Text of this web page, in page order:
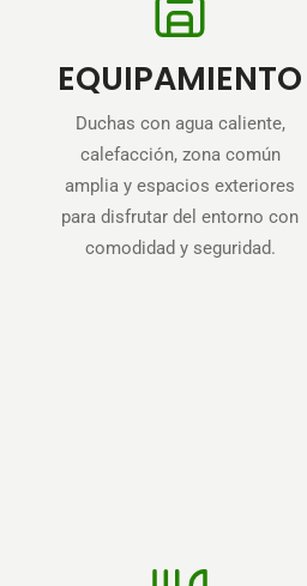
EQUIPAMIENTO
Duchas con agua caliente,
calefacción, zona común
amplia y espacios exteriores
para disfrutar del entorno con
comodidad y seguridad.